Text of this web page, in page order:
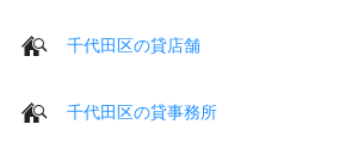
千代田区の貸店舗
千代田区の貸事務所